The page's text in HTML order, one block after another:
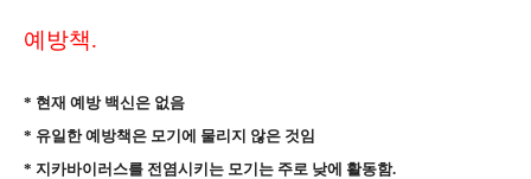
예방책.
* 현재 예방 백신은 없음
* 유일한 예방책은 모기에 물리지 않은 것임
* 지카바이러스를 전염시키는 모기는 주로 낮에 활동함.